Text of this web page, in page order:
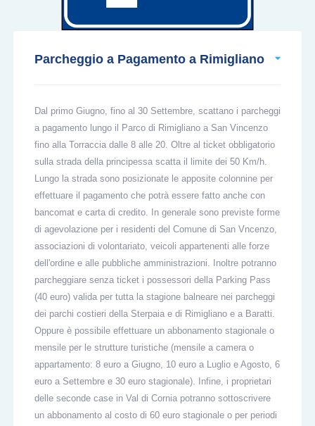
Parcheggio a Pagamento a Rimigliano
Dal primo Giugno, fino al 30 Settembre, scattano i parcheggi
a pagamento lungo il Parco di Rimigliano a San Vincenzo
fino alla Torraccia dalle 8 alle 20. Oltre al ticket obbligatorio
sulla strada della principessa scatta il limite dei 50 Km/h.
Lungo la strada sono posizionate le apposite colonnine per
effettuare il pagamento che potrà essere fatto anche con
bancomat e carta di credito. In generale sono previste forme
di agevolazione per i residenti del Comune di San Vncenzo,
associazioni di volontariato, veicoli appartenenti alle forze
dell'ordine e alle pubbliche amministrazioni. Inoltre potranno
parcheggiare senza ticket i possessori della Parking Pass
(40 euro) valida per tutta la stagione balneare nei parcheggi
dei parchi costieri della Sterpaia e di Rimigliano e a Baratti.
Oppure è possibile effettuare un abbonamento stagionale o
mensile per le strutture turistiche (mensile a camera o
appartamento: 8 euro a Giugno, 10 euro a Luglio e Agosto, 6
euro a Settembre e 30 euro stagionale). Infine, i proprietari
delle seconde case in Val di Cornia potranno sottoscrivere
un abbonamento al costo di 60 euro stagionale o per periodi